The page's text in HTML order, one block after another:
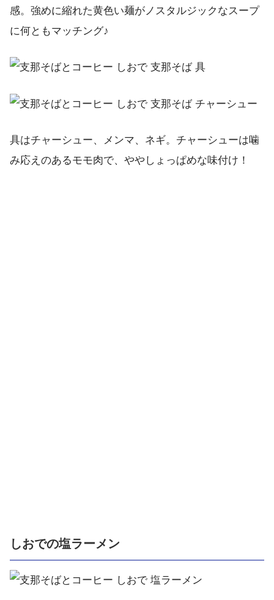
感。強めに縮れた黄色い麺がノスタルジックなスープ
に何ともマッチング♪
具はチャーシュー、メンマ、ネギ。チャーシューは噛
み応えのあるモモ肉で、ややしょっぱめな味付け！
しおでの塩ラーメン